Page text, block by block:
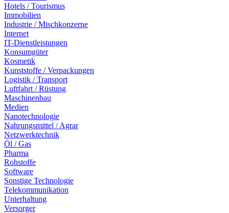
Hotels / Tourismus
Immobilien
Industrie / Mischkonzerne
Internet
IT-Dienstleistungen
Konsumgüter
Kosmetik
Kunststoffe / Verpackungen
Logistik / Transport
Luftfahrt / Rüstung
Maschinenbau
Medien
Nanotechnologie
Nahrungsmittel / Agrar
Netzwerktechnik
Öl / Gas
Pharma
Rohstoffe
Software
Sonstige Technologie
Telekommunikation
Unterhaltung
Versorger